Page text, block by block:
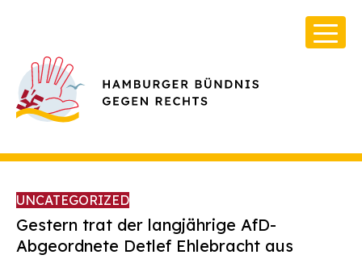
UNCATEGORIZED
Gestern trat der langjährige AfD-
Abgeordnete Detlef Ehlebracht aus